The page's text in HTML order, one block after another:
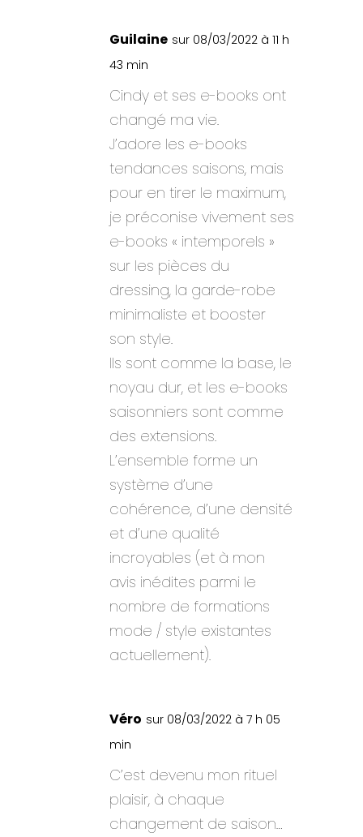
Guilaine sur 08/03/2022 à 11 h
43 min
Cindy et ses e-books ont
changé ma vie.
J’adore les e-books
tendances saisons, mais
pour en tirer le maximum,
je préconise vivement ses
e-books « intemporels »
sur les pièces du
dressing, la garde-robe
minimaliste et booster
son style.
Ils sont comme la base, le
noyau dur, et les e-books
saisonniers sont comme
des extensions.
L’ensemble forme un
système d’une
cohérence, d’une densité
et d’une qualité
incroyables (et à mon
avis inédites parmi le
nombre de formations
mode / style existantes
actuellement).
Véro sur 08/03/2022 à 7 h 05
min
C’est devenu mon rituel
plaisir, à chaque
changement de saison…